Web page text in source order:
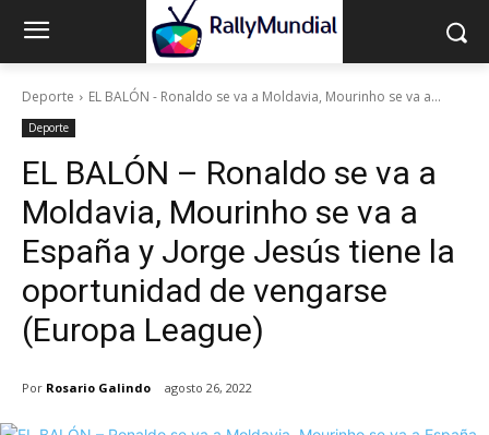
Deporte EL BALÓN - Ronaldo se va a Moldavia, Mourinho se va a...
Deporte
EL BALÓN – Ronaldo se va a
Moldavia, Mourinho se va a
España y Jorge Jesús tiene la
oportunidad de vengarse
(Europa League)
Por Rosario Galindo agosto 26, 2022